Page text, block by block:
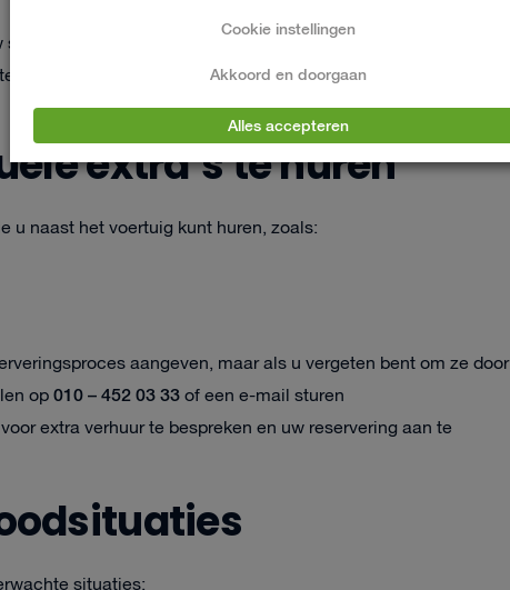
bijvoorbeeld Google Maps of Apple Kaarten.
mee, vooral als u van plan bent afgelegen gebieden te
extra’s te huren
u naast het voertuig kunt huren, zoals:
aangeven, maar als u vergeten bent om ze door
op010 – 452 03 33of een e-mail sturen
extra verhuur te bespreken en uw reservering aan te
Cookie instellingen
Akkoord en doorgaan
Alles accepteren